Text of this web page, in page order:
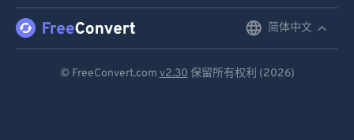
简体中文
© FreeConvert.com v2.30 保留所有权利 (2026)